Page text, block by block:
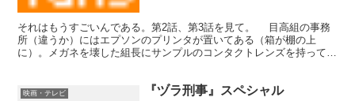
それはもうすごいんである。第2話、第3話を見て。 目高組の事務
所（違うか）にはエプソンのプリンタが置いてある（箱が棚の上
に）。メガネを壊した組長にサンプルのコンタクトレンズを持ってく
映画・テレビ 『ヅラ刑事』スペシャル